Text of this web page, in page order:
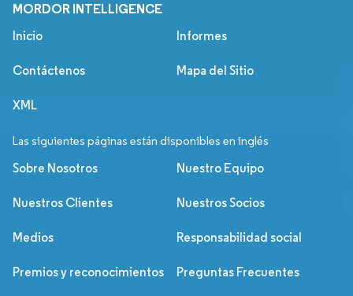
MORDOR INTELLIGENCE
Inicio Informes
Contáctenos Mapa del Sitio
XML
Las siguientes páginas están disponibles en inglés
Sobre Nosotros Nuestro Equipo
Nuestros Clientes Nuestros Socios
Medios Responsabilidad social
Premios y reconocimientos Preguntas Frecuentes